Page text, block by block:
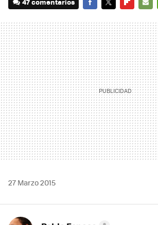
MAIL
27 Marzo 2015